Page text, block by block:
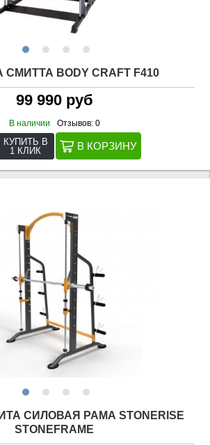
BODY CRAFT F410
99 990 руб
В наличии Отзывов: 0
КУПИТЬ В
1 КЛИК
СИЛОВАЯ РАМА STONERISE
STONEFRAME